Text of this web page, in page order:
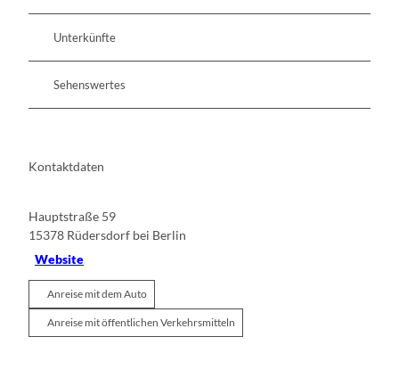
Unterkünfte
Sehenswertes
Kontaktdaten
Hauptstraße 59
15378 Rüdersdorf bei Berlin
Website
Anreise mit dem Auto
Anreise mit öffentlichen Verkehrsmitteln